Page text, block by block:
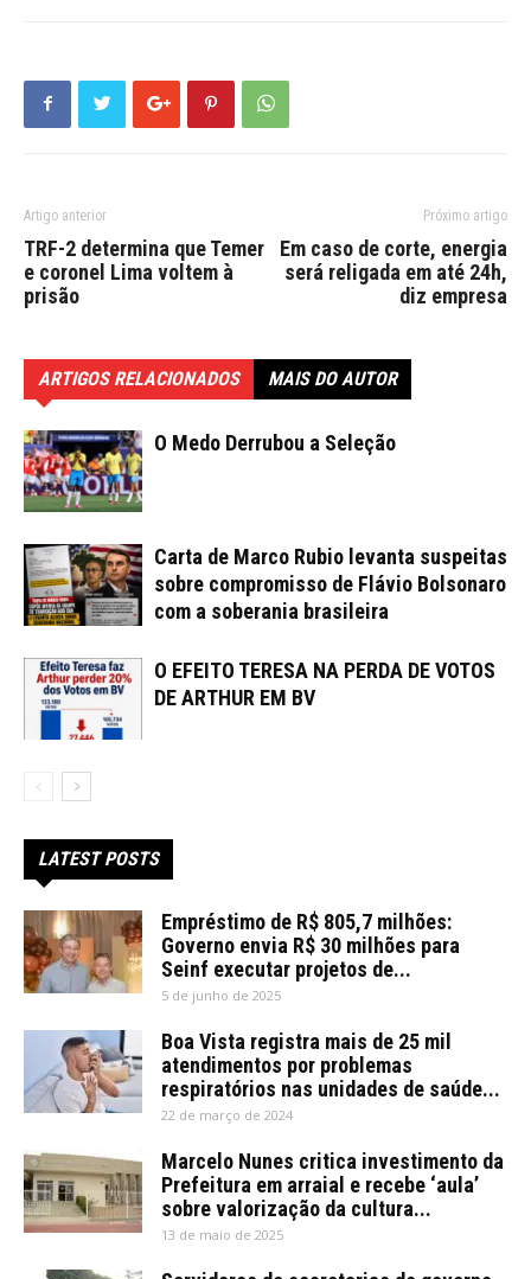
Artigo anterior
TRF-2 determina que Temer
e coronel Lima voltem à
prisão
Próximo artigo
Em caso de corte, energia
será religada em até 24h,
diz empresa
ARTIGOS RELACIONADOS MAIS DO AUTOR
O Medo Derrubou a Seleção
Carta de Marco Rubio levanta suspeitas
sobre compromisso de Flávio Bolsonaro
com a soberania brasileira
O EFEITO TERESA NA PERDA DE VOTOS
DE ARTHUR EM BV
LATEST POSTS
Empréstimo de R$ 805,7 milhões:
Governo envia R$ 30 milhões para
Seinf executar projetos de...
5 de junho de 2025
Boa Vista registra mais de 25 mil
atendimentos por problemas
respiratórios nas unidades de saúde...
22 de março de 2024
Marcelo Nunes critica investimento da
Prefeitura em arraial e recebe ‘aula’
sobre valorização da cultura...
13 de maio de 2025